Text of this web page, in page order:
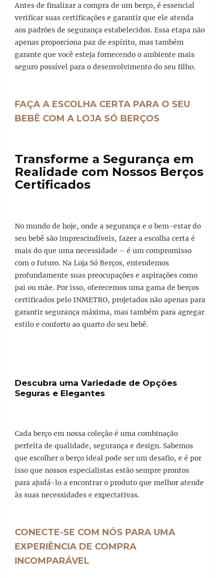
Antes de finalizar a compra de um berço, é essencial
verificar suas certificações e garantir que ele atenda
aos padrões de segurança estabelecidos. Essa etapa não
apenas proporciona paz de espírito, mas também
garante que você esteja fornecendo o ambiente mais
seguro possível para o desenvolvimento do seu filho.
FAÇA A ESCOLHA CERTA PARA O SEU
BEBÊ COM A LOJA SÓ BERÇOS
Transforme a Segurança em
Realidade com Nossos Berços
Certificados
No mundo de hoje, onde a segurança e o bem-estar do
seu bebê são imprescindíveis, fazer a escolha certa é
mais do que uma necessidade – é um compromisso
com o futuro. Na Loja Só Berços, entendemos
profundamente suas preocupações e aspirações como
pai ou mãe. Por isso, oferecemos uma gama de berços
certificados pelo INMETRO, projetados não apenas para
garantir segurança máxima, mas também para agregar
estilo e conforto ao quarto do seu bebê.
Descubra uma Variedade de Opções
Seguras e Elegantes
Cada berço em nossa coleção é uma combinação
perfeita de qualidade, segurança e design. Sabemos
que escolher o berço ideal pode ser um desafio, e é por
isso que nossos especialistas estão sempre prontos
para ajudá-lo a encontrar o produto que melhor atende
às suas necessidades e expectativas.
CONECTE-SE COM NÓS PARA UMA
EXPERIÊNCIA DE COMPRA
INCOMPARÁVEL